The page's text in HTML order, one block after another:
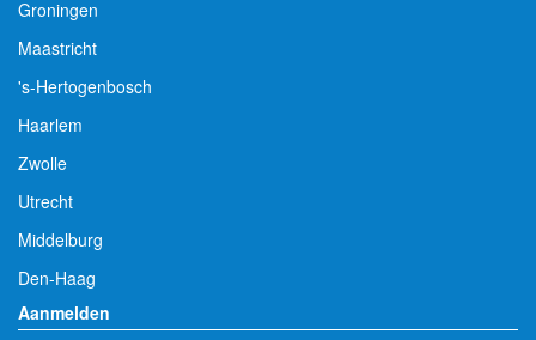
Groningen
Maastricht
's-Hertogenbosch
Haarlem
Zwolle
Utrecht
Middelburg
Den-Haag
Aanmelden